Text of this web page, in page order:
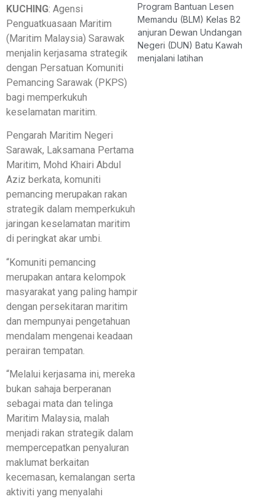
KUCHING: Agensi
Penguatkuasaan Maritim
(Maritim Malaysia) Sarawak
menjalin kerjasama strategik
dengan Persatuan Komuniti
Pemancing Sarawak (PKPS)
bagi memperkukuh
keselamatan maritim.
Pengarah Maritim Negeri
Sarawak, Laksamana Pertama
Maritim, Mohd Khairi Abdul
Aziz berkata, komuniti
pemancing merupakan rakan
strategik dalam memperkukuh
jaringan keselamatan maritim
di peringkat akar umbi.
“Komuniti pemancing
merupakan antara kelompok
masyarakat yang paling hampir
dengan persekitaran maritim
dan mempunyai pengetahuan
mendalam mengenai keadaan
perairan tempatan.
“Melalui kerjasama ini, mereka
bukan sahaja berperanan
sebagai mata dan telinga
Maritim Malaysia, malah
menjadi rakan strategik dalam
mempercepatkan penyaluran
maklumat berkaitan
kecemasan, kemalangan serta
aktiviti yang menyalahi
Program Bantuan Lesen
Memandu (BLM) Kelas B2
anjuran Dewan Undangan
Negeri (DUN) Batu Kawah
menjalani latihan